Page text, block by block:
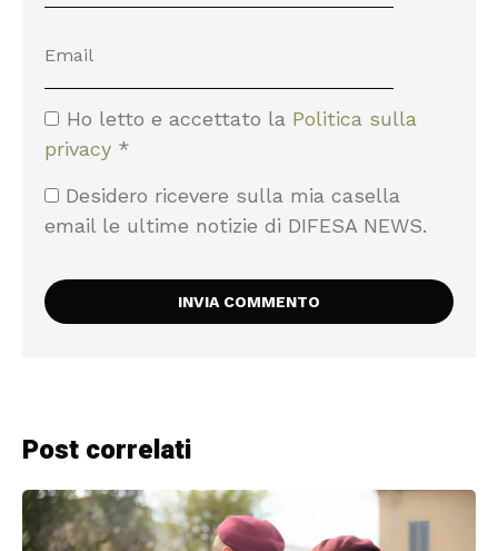
Ho letto e accettato la Politica sulla
privacy *
Desidero ricevere sulla mia casella
email le ultime notizie di DIFESA NEWS.
Post correlati